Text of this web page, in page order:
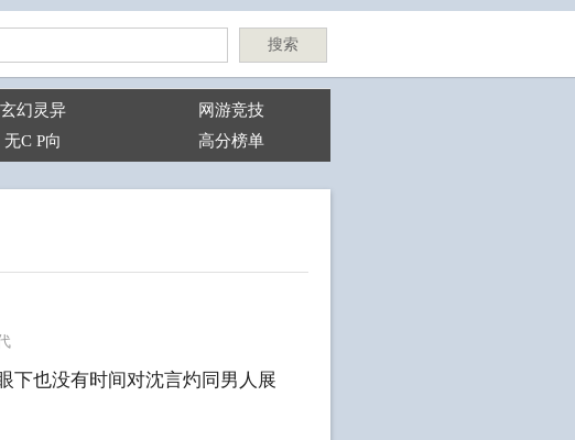
搜索
玄幻灵异
网游竞技
无C P向 高分榜单
下也没有时间对沈言灼同男人展